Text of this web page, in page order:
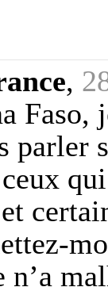
,
Faso,
parler